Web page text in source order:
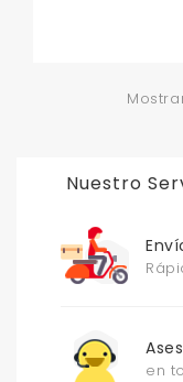
Nuestro
en